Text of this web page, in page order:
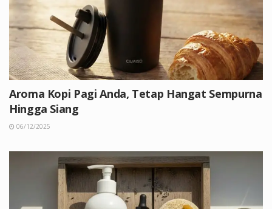
Aroma Kopi Pagi Anda, Tetap Hangat Sempurna
Hingga Siang
06/12/2025